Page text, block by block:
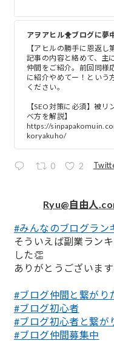
アヲアヒル🐥ブログに夢
【アヒルの勝手に恩返し
記事の内容と絡めて、主
仲間をご紹介。前回同様
に紹介やめてー！という
ください。
【SEO対策に必須】被
べ方を解説】
https://
koryakuho/
0 2
;
Ryu@自由人
#みんなのブログラン
そういえば副業ラン
した👏
ありがとうございま
#ブログ仲間と繋がり
#ブログ初心者
#ブログ初心者と繋が
#ブログ仲間募集中